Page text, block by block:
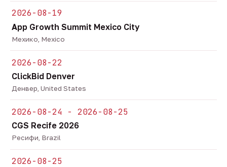
2026-08-19
App Growth Summit Mexico City
Мехико, Mexico
2026-08-22
ClickBid Denver
Денвер, United States
2026-08-24 - 2026-08-25
CGS Recife 2026
Ресифи, Brazil
2026-08-25